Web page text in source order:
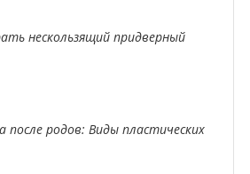
нескользящий придверный
после родов: Виды пластических